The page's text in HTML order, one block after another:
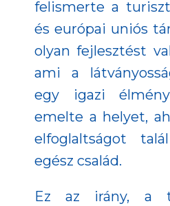
felismerte a
és európai uniós
olyan fejlesztést
ami a
egy igazi
emelte a helyet,
elfoglaltságot
egész család.
Ez az irány, a